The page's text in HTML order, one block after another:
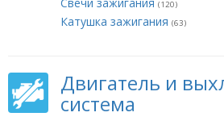
(120)
Катушка зажигания (63)
Двигатель и
система